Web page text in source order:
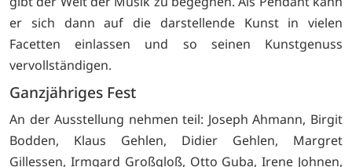
er sich dann auf die darstellende Kunst in vielen
Facetten einlassen und so seinen Kunstgenuss
vervollständigen.
Ganzjähriges Fest
An der Ausstellung nehmen teil: Joseph Ahmann, Birgit
Bodden, Klaus Gehlen, Didier Gehlen, Margret
Gillessen, Irmgard Großgloß, Otto Guba, Irene Johnen,